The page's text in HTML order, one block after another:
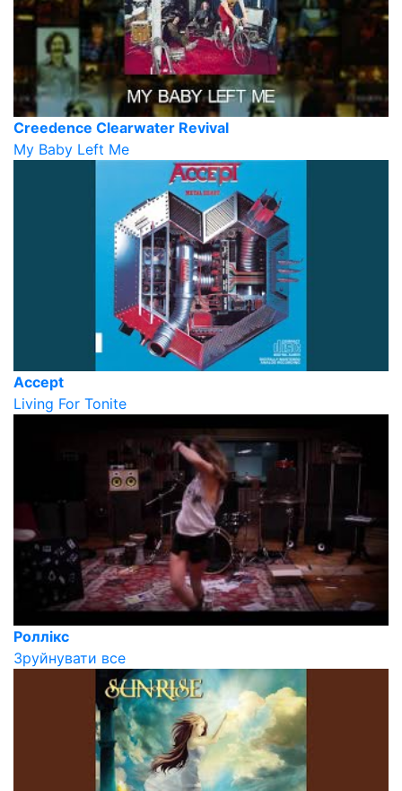
Creedence Clearwater Revival
My Baby Left Me
Accept
Living For Tonite
Роллікс
Зруйнувати все